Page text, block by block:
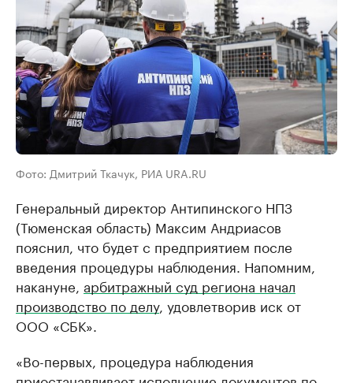
Фото: Дмитрий Ткачук, РИА URA.RU
Генеральный директор Антипинского НПЗ
(Тюменская область) Максим Андриасов
пояснил, что будет с предприятием после
введения процедуры наблюдения. Напомним,
накануне, арбитражный суд региона начал
производство по делу, удовлетворив иск от
ООО «СБК».
«Во-первых, процедура наблюдения